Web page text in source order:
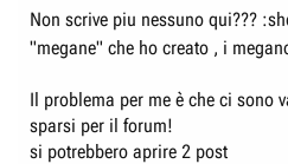
Non scrive piu nessuno qui???
"megane" che ho creato , i
Il problema per me è che ci sono
sparsi per il forum!
si potrebbero aprire 2 post